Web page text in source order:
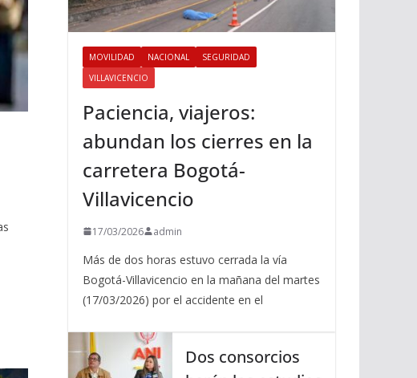
MOVILIDAD NACIONAL
SEGURIDAD
VILLAVICENCIO
Paciencia, viajeros:
abundan los cierres en la
carretera Bogotá-
Villavicencio
17/03/2026 admin
Más de dos horas estuvo cerrada la vía
Bogotá-Villavicencio en la mañana del martes
(17/03/2026) por el accidente en el
Dos consorcios